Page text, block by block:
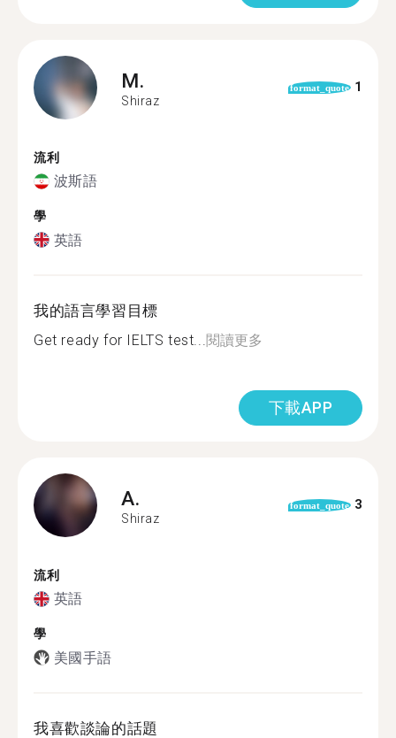
M.
Shiraz
format_quote 1
流利
波斯語
學
英語
我的語言學習目標
Get ready for IELTS test... 閱讀更多
下載APP
A.
Shiraz
format_quote 3
流利
英語
學
美國手語
我喜歡談論的話題